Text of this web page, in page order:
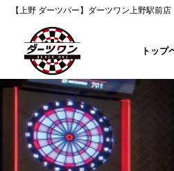
【上野 ダーツバー】ダーツワン上野駅前店
トップ